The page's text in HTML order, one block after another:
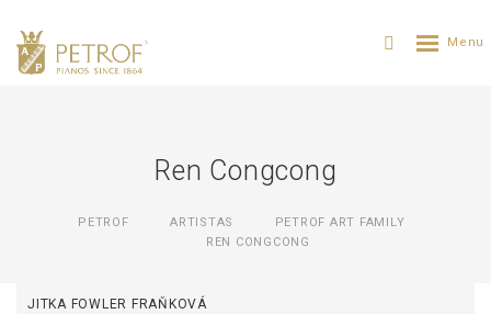
Ren Congcong
PETROF ARTISTAS
PETROF ART FAMILY
REN CONGCONG
JITKA FOWLER FRAŇKOVÁ